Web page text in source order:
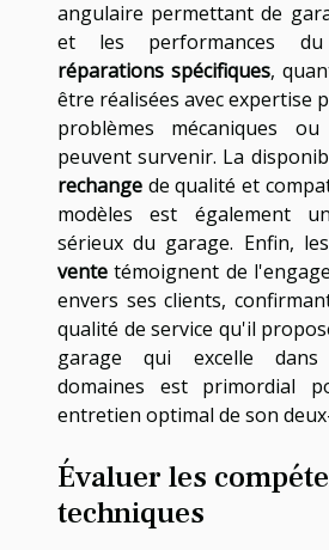
angulaire permettant de
et les performances du
réparations spécifiques,
être réalisées avec expertise
problèmes mécaniques
peuvent survenir. La
rechange de qualité et
modèles est également
sérieux du garage. Enfin, les
vente témoignent de
envers ses clients,
qualité de service qu'il
garage qui excelle
domaines est primordial
entretien optimal de son
Évaluer les
techniques